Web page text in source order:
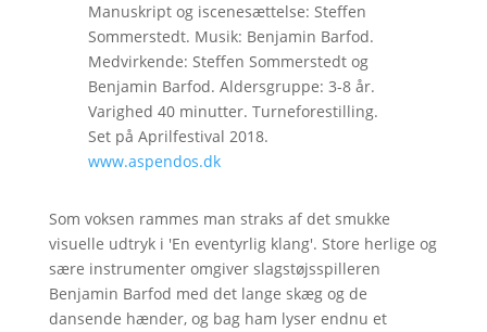
Manuskript og iscenesættelse: Steffen
Sommerstedt. Musik: Benjamin Barfod.
Medvirkende: Steffen Sommerstedt og
Benjamin Barfod. Aldersgruppe: 3-8 år.
Varighed 40 minutter. Turneforestilling.
Set på Aprilfestival 2018.
www.aspendos.dk
Som voksen rammes man straks af det smukke
visuelle udtryk i 'En eventyrlig klang'. Store herlige og
sære instrumenter omgiver slagstøjsspilleren
Benjamin Barfod med det lange skæg og de
dansende hænder, og bag ham lyser endnu et